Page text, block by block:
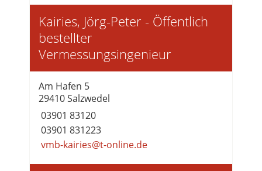
Kairies, Jörg-Peter - Öffentlich
bestellter
Vermessungsingenieur
Am Hafen 5
29410 Salzwedel
03901 83120
03901 831223
vmb-kairies@t-online.de